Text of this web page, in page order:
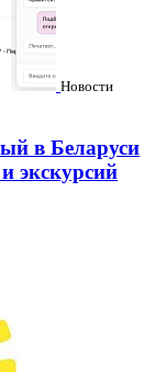
Новости
в Беларуси
экскурсий